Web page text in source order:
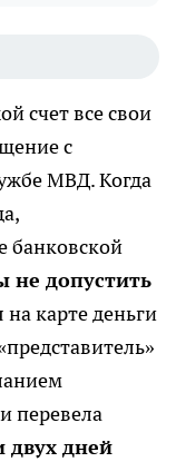
счет все свои
с
МВД. Когда
банковской
не допустить
карте деньги
перевела
двух дней